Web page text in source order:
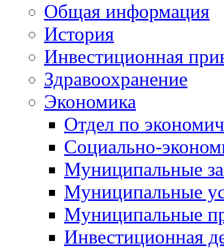
Общая информация
История
Инвестиционная
Здравоохранение
Экономика
Отдел по
Социально-
Муниципальные
Муниципальные
Муниципальные
Инвестиционная